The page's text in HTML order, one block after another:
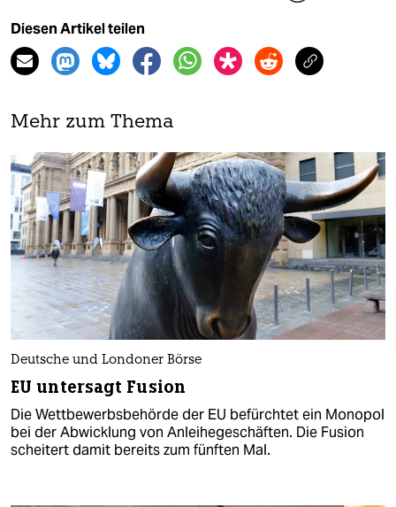
Diesen Artikel teilen
Mehr zum Thema
Deutsche und Londoner Börse
EU untersagt Fusion
Die Wettbewerbsbehörde der EU befürchtet ein Monopol
bei der Abwicklung von Anleihegeschäften. Die Fusion
scheitert damit bereits zum fünften Mal.